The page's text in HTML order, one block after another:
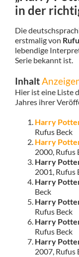
in der
Die
erstmalig von
lebendige
Serie bekannt ist.
Inhalt
Hier ist eine Liste
Jahres ihrer
Harry
Rufus Beck
Harry
2000, Rufus
Harry
2001, Rufus
Harry
Beck
Harry
Rufus Beck
Harry
Rufus Beck
Harry
2007, Rufus